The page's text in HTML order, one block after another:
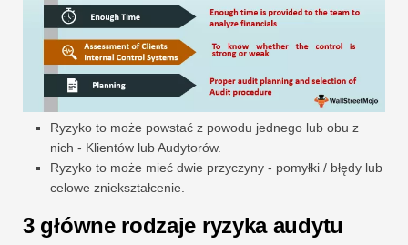
Ryzyko to może powstać z powodu jednego lub obu z
nich - Klientów lub Audytorów.
Ryzyko to może mieć dwie przyczyny - pomyłki / błędy lub
celowe zniekształcenie.
3 główne rodzaje ryzyka audytu